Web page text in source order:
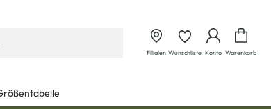
Filialen Wunschliste Konto Warenkorb